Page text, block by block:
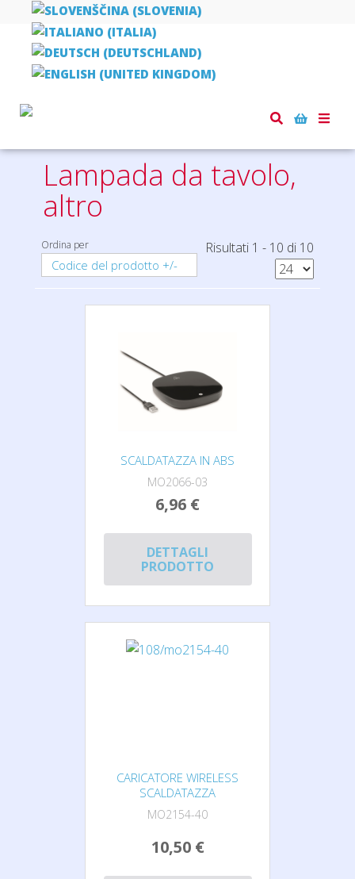
Toggle
Home
Lampada da tavolo,
altro
Ordina per
Codice del prodotto +/-
Risultati 1 - 10 di 10
SCALDATAZZA IN ABS
MO2066-03
6,96 €
DETTAGLI
PRODOTTO
CARICATORE WIRELESS
SCALDATAZZA
MO2154-40
10,50 €